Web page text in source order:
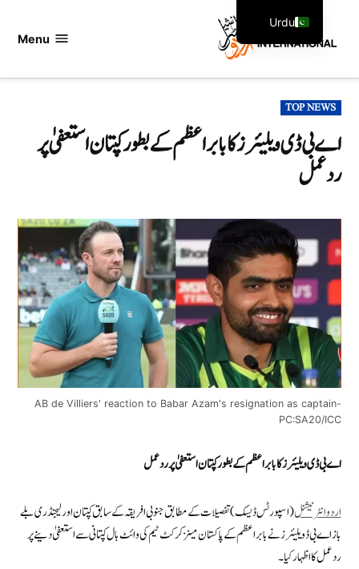
Menu
POSTED
IN
TOP NEWS
اے بی ڈی ویلیئرز کا بابر اعظم کے بطور کپتان استعفیٰ پر
ردعمل
AB de Villiers' reaction to Babar Azam's resignation as captain-
PC:SA20/ICC
اے بی ڈی ویلیئرز کا بابر اعظم کے بطور کپتان استعفیٰ پر ردعمل
اردوانٹرنیشنل(اسپورٹس ڈیسک) تفصیلات کے مطابق جنوبی افریقہ کے سابق کپتان اور لیجنڈری بلے
باز اے بی ڈویلیئرز نے بابر اعظم کے پاکستان مینز کرکٹ ٹیم کی وائٹ بال کپتانی سے استعفیٰ دینے پر
ردعمل کا اظہار کیا۔
Urdu
English